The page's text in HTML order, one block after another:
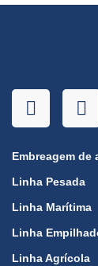
Embreagem de
Linha Pesada
Linha Marítima
Linha
Linha Agrícola